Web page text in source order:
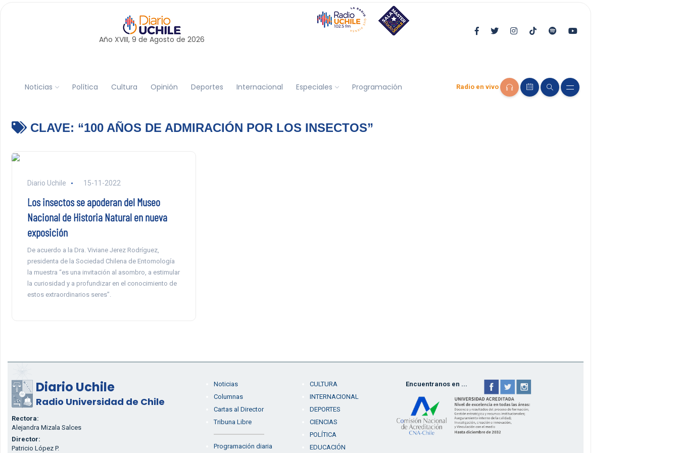
Año XVIII, 9 de Agosto de 2026
Noticias Política Cultura Opinión Deportes Internacional Especiales Programación Radio en vivo
CLAVE: “100 AÑOS DE ADMIRACIÓN POR LOS INSECTOS”
Diario Uchile 15-11-2022
Los insectos se apoderan del Museo
Nacional de Historia Natural en nueva
exposición
De acuerdo a la Dra. Viviane Jerez Rodríguez,
presidenta de la Sociedad Chilena de Entomología
la muestra “es una invitación al asombro, a estimular
la curiosidad y a profundizar en el conocimiento de
estos extraordinarios seres”.
Diario Uchile
Radio Universidad de Chile
Rectora:
Alejandra Mizala Salces
Director:
Patricio López P.
Noticias
Columnas
Cartas al Director
Tribuna Libre
Programación diaria
CULTURA
INTERNACIONAL
DEPORTES
CIENCIAS
POLÍTICA
EDUCACIÓN
Encuentranos en ...